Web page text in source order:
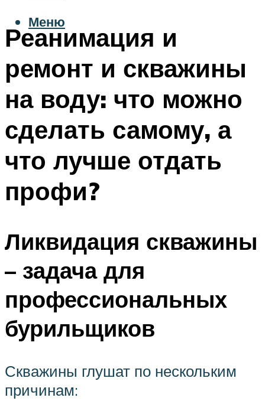
Меню
Реанимация и
ремонт и скважины
на воду: что можно
сделать самому, а
что лучше отдать
профи?
Ликвидация скважины
– задача для
профессиональных
бурильщиков
Скважины глушат по нескольким
причинам: